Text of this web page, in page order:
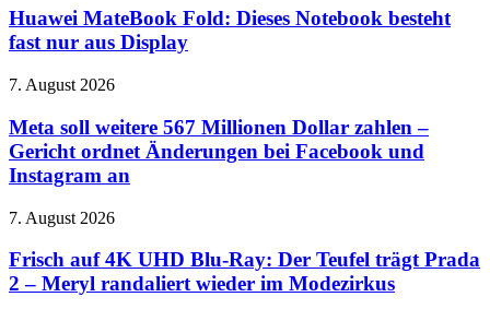
seinen
Rächer
Amerika
Fold:
Dieses
Notebook
fast
aus
Display
Huawei MateBook Fold: Dieses Notebook besteht
fast nur aus Display
Meta
weitere
567
Millionen
Dollar
–
ordnet
Änderungen
7. August 2026
Meta soll weitere 567 Millionen Dollar zahlen –
Gericht ordnet Änderungen bei Facebook und
Instagram an
Frisch
4K
UHD
Blu-
7. August 2026
Frisch auf 4K UHD Blu-Ray: Der Teufel trägt Prada
2 – Meryl randaliert wieder im Modezirkus